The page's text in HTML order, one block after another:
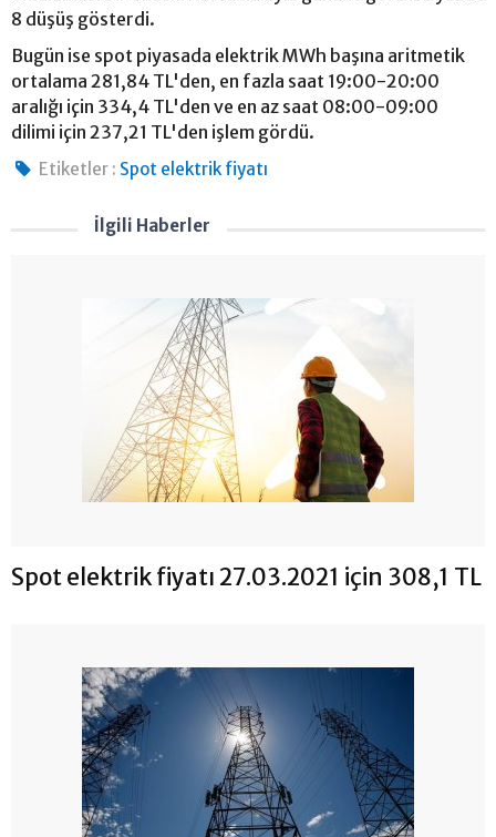
8 düşüş gösterdi.
Bugün ise spot piyasada elektrik MWh başına aritmetik
ortalama 281,84 TL'den, en fazla saat 19:00-20:00
aralığı için 334,4 TL'den ve en az saat 08:00-09:00
dilimi için 237,21 TL'den işlem gördü.
Etiketler : Spot elektrik fiyatı
İlgili Haberler
Spot elektrik fiyatı 27.03.2021 için 308,1 TL